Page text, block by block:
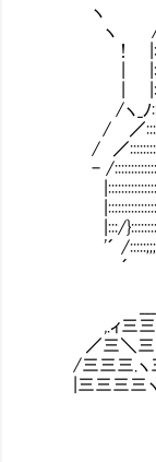
ヽ /
ヽ /
!
|
|
/ヽ_ﾉ
/ ／
/ ／
- /
|:::/
'´ /:::::;;;:::ハ
´ ヾ!
ー ィ >､
___,..r:､
,.ィ三三三ヽ
／三＼三三三
/三三三.ヽ三三
|三三三三ヽ三